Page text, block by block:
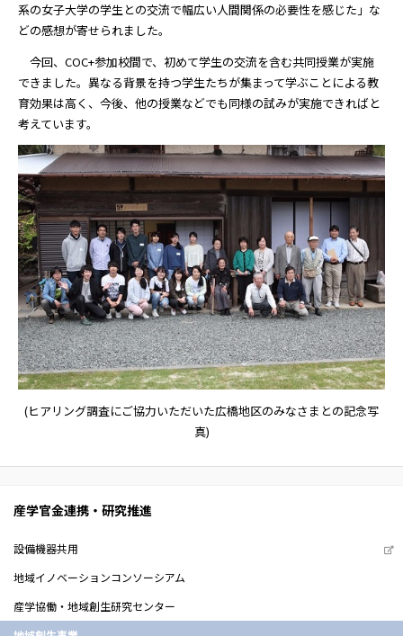
系の女子大学の学生との交流で幅広い人間関係の必要性を感じた」な
どの感想が寄せられました。
今回、COC+参加校間で、初めて学生の交流を含む共同授業が実施
できました。異なる背景を持つ学生たちが集まって学ぶことによる教
育効果は高く、今後、他の授業などでも同様の試みが実施できればと
考えています。
(ヒアリング調査にご協力いただいた広橋地区のみなさまとの記念写
真)
産学官金連携・研究推進
設備機器共用
地域イノベーションコンソーシアム
産学協働・地域創生研究センター